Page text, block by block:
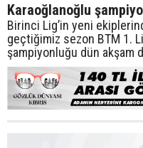
Karaoğlanoğlu
Birinci Lig’in yeni
geçtiğimiz sezon BTM 1.
şampiyonluğu dün akşam